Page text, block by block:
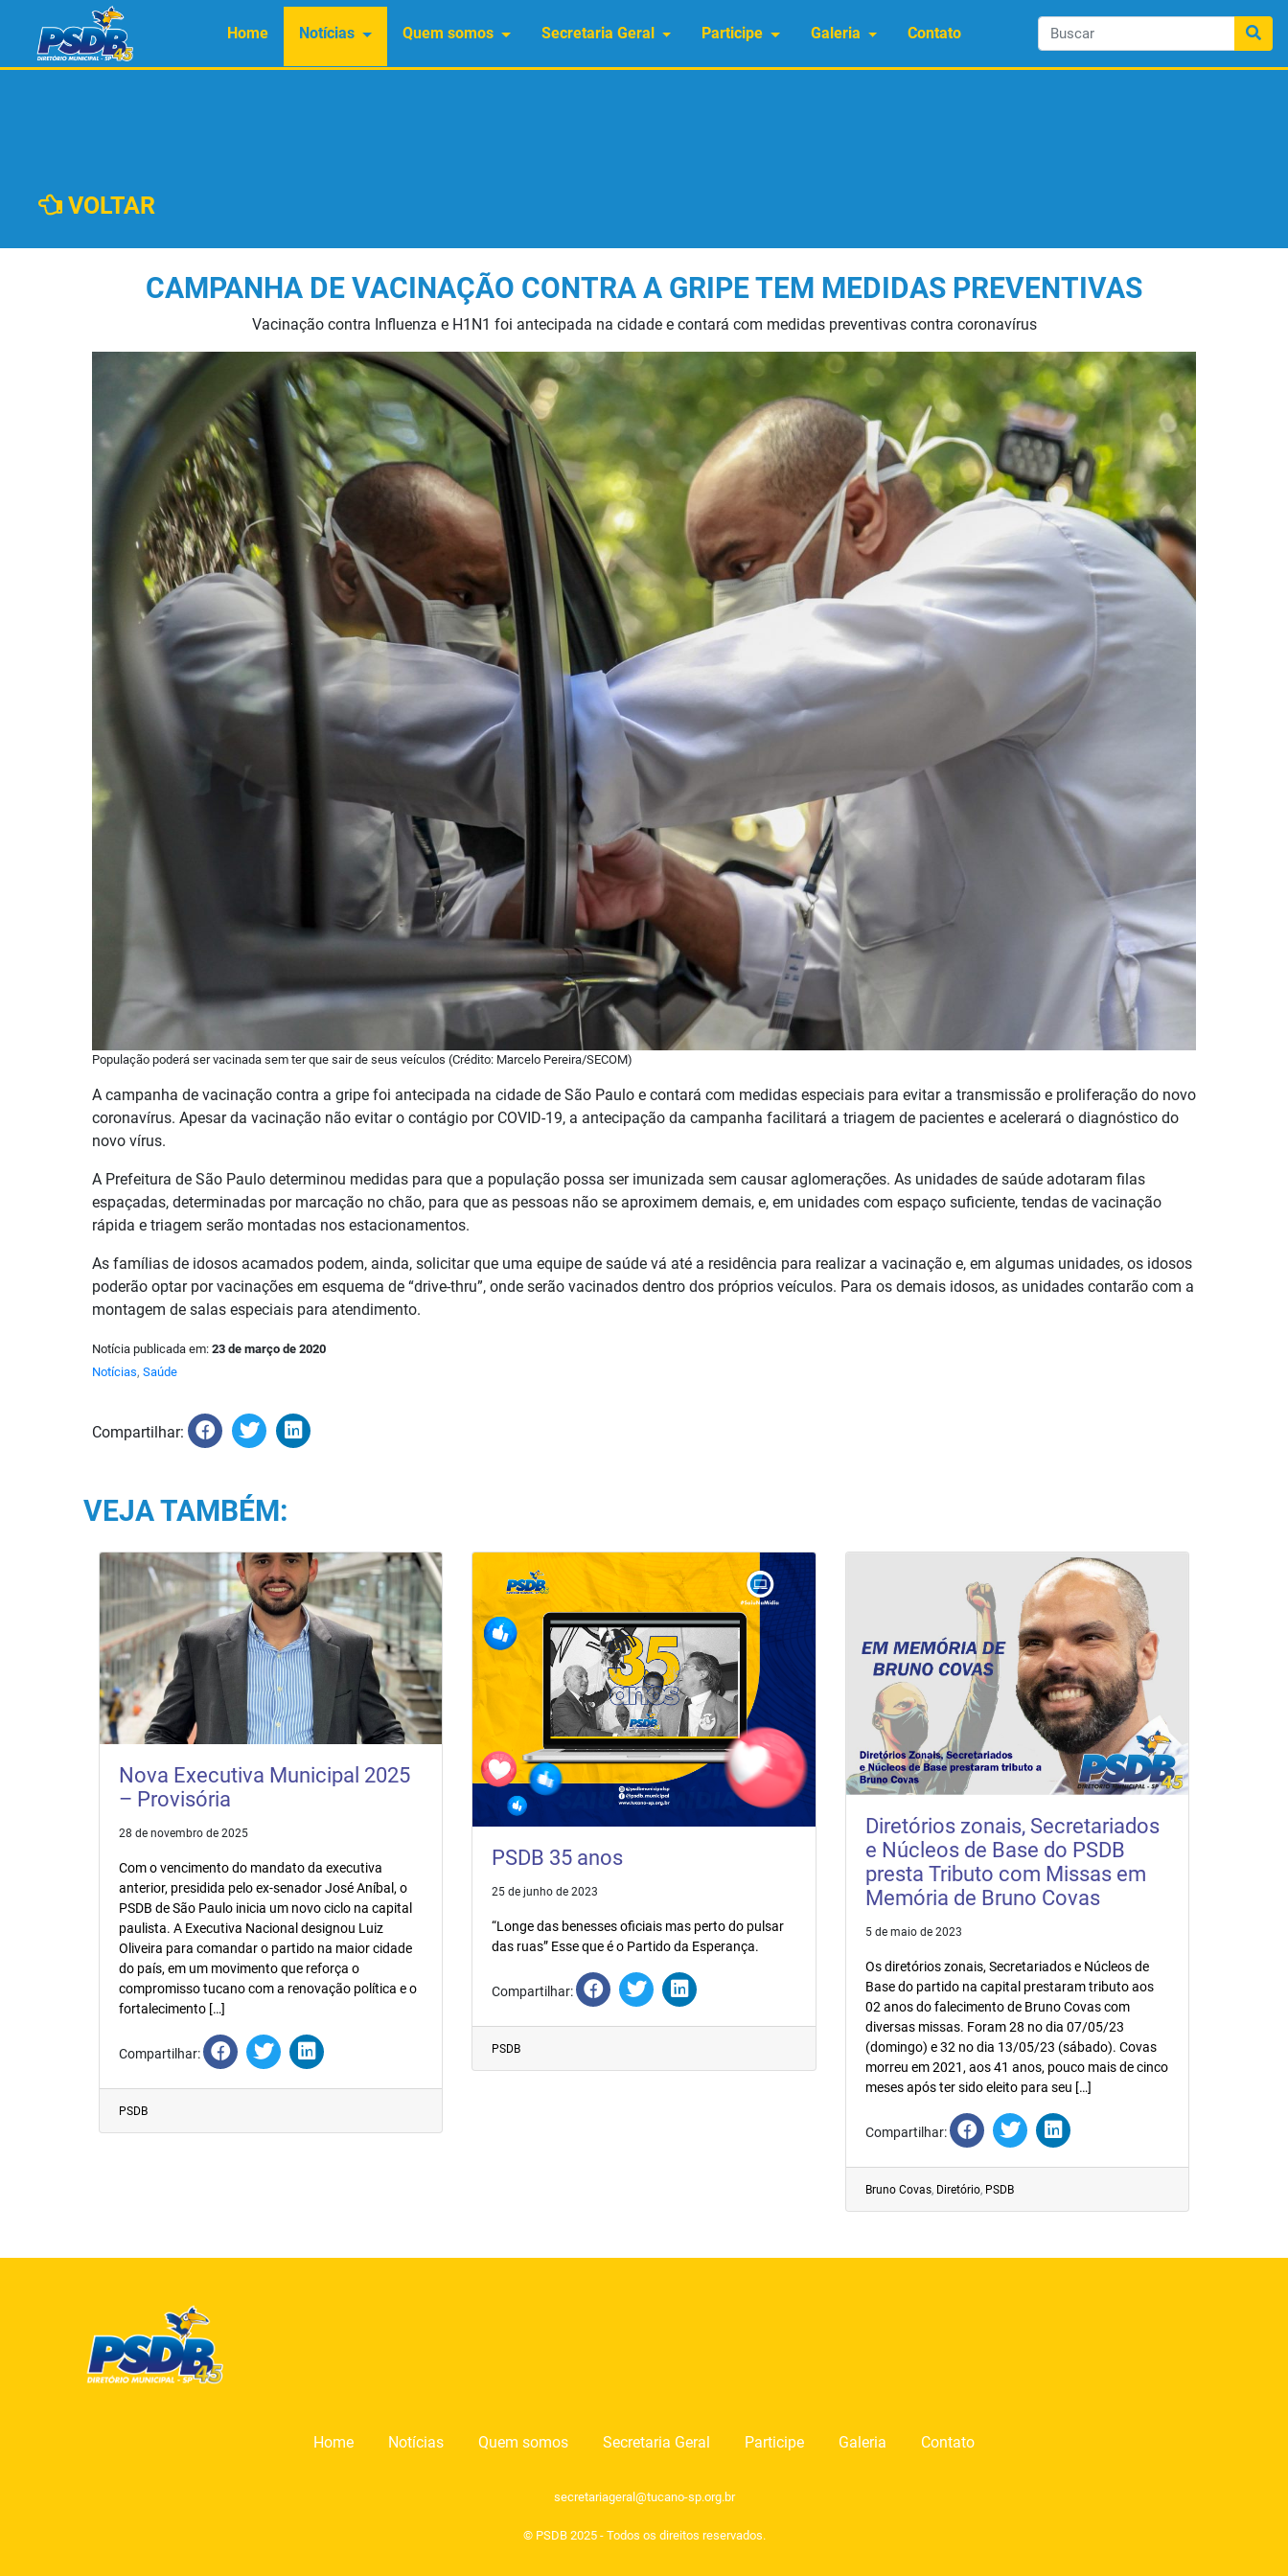
Home Notícias Quem somos Secretaria Geral Participe Galeria Contato
VOLTAR
CAMPANHA DE VACINAÇÃO CONTRA A GRIPE TEM MEDIDAS PREVENTIVAS
Vacinação contra Influenza e H1N1 foi antecipada na cidade e contará com medidas preventivas contra coronavírus
População poderá ser vacinada sem ter que sair de seus veículos (Crédito: Marcelo Pereira/SECOM)
A campanha de vacinação contra a gripe foi antecipada na cidade de São Paulo e contará com medidas especiais para evitar a transmissão e proliferação do novo
coronavírus. Apesar da vacinação não evitar o contágio por COVID-19, a antecipação da campanha facilitará a triagem de pacientes e acelerará o diagnóstico do
novo vírus.
A Prefeitura de São Paulo determinou medidas para que a população possa ser imunizada sem causar aglomerações. As unidades de saúde adotaram filas
espaçadas, determinadas por marcação no chão, para que as pessoas não se aproximem demais, e, em unidades com espaço suficiente, tendas de vacinação
rápida e triagem serão montadas nos estacionamentos.
As famílias de idosos acamados podem, ainda, solicitar que uma equipe de saúde vá até a residência para realizar a vacinação e, em algumas unidades, os idosos
poderão optar por vacinações em esquema de “drive-thru”, onde serão vacinados dentro dos próprios veículos. Para os demais idosos, as unidades contarão com a
montagem de salas especiais para atendimento.
Notícia publicada em: 23 de março de 2020
Notícias, Saúde
Compartilhar:
VEJA TAMBÉM:
Nova Executiva Municipal 2025
– Provisória
28 de novembro de 2025
Com o vencimento do mandato da executiva
anterior, presidida pelo ex-senador José Aníbal, o
PSDB de São Paulo inicia um novo ciclo na capital
paulista. A Executiva Nacional designou Luiz
Oliveira para comandar o partido na maior cidade
do país, em um movimento que reforça o
compromisso tucano com a renovação política e o
fortalecimento […]
Compartilhar:
PSDB
PSDB 35 anos
25 de junho de 2023
“Longe das benesses oficiais mas perto do pulsar
das ruas” Esse que é o Partido da Esperança.
Compartilhar:
PSDB
Diretórios zonais, Secretariados
e Núcleos de Base do PSDB
presta Tributo com Missas em
Memória de Bruno Covas
5 de maio de 2023
Os diretórios zonais, Secretariados e Núcleos de
Base do partido na capital prestaram tributo aos
02 anos do falecimento de Bruno Covas com
diversas missas. Foram 28 no dia 07/05/23
(domingo) e 32 no dia 13/05/23 (sábado). Covas
morreu em 2021, aos 41 anos, pouco mais de cinco
meses após ter sido eleito para seu […]
Compartilhar:
Bruno Covas, Diretório, PSDB
Home Notícias Quem somos Secretaria Geral Participe Galeria Contato
secretariageral@tucano-sp.org.br
© PSDB 2025 - Todos os direitos reservados.